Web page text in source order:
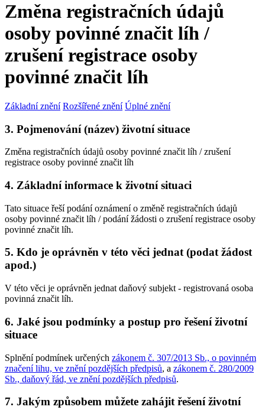
Změna registračních údajů
osoby povinné značit líh /
zrušení registrace osoby
povinné značit líh
Základní znění Rozšířené znění Úplné znění
3. Pojmenování (název) životní situace
Změna registračních údajů osoby povinné značit líh / zrušení
registrace osoby povinné značit líh
4. Základní informace k životní situaci
Tato situace řeší podání oznámení o změně registračních údajů
osoby povinné značit líh / podání žádosti o zrušení registrace osoby
povinné značit líh.
5. Kdo je oprávněn v této věci jednat (podat žádost
apod.)
V této věci je oprávněn jednat daňový subjekt - registrovaná osoba
povinná značit líh.
6. Jaké jsou podmínky a postup pro řešení životní
situace
Splnění podmínek určených zákonem č. 307/2013 Sb., o povinném
značení lihu, ve znění pozdějších předpisů, a zákonem č. 280/2009
Sb., daňový řád, ve znění pozdějších předpisů.
7. Jakým způsobem můžete zahájit řešení životní